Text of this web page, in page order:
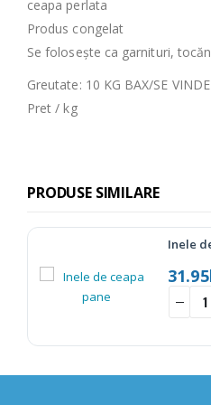
ceapa perlata
Produs congelat
Se folosește ca garnituri,
Greutate: 10 KG BAX/SE
Pret / kg
PRODUSE SIMILARE
+